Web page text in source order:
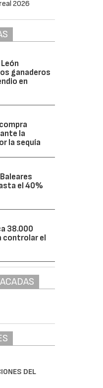
ganaderos
en
la
la sequía
el 40%
38.000
controlar el
DEL